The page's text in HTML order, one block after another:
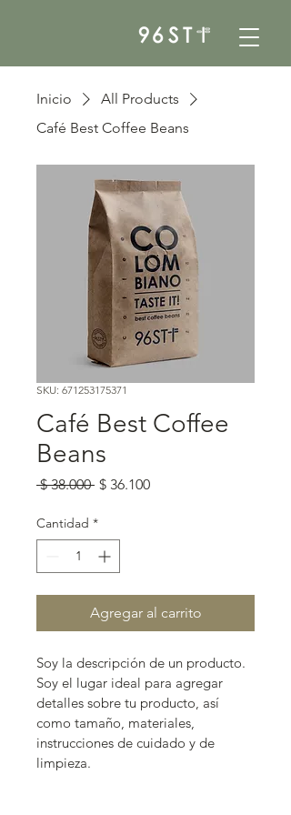
Inicio
All Products
Café Best Coffee Beans
SKU: 671253175371
Café Best Coffee
Beans
$ 38.000 Precio
$ 36.100Precio
Cantidad *
Agregar al carrito
Soy la descripción de un producto.
Soy el lugar ideal para agregar
detalles sobre tu producto, así
como tamaño, materiales,
instrucciones de cuidado y de
limpieza.